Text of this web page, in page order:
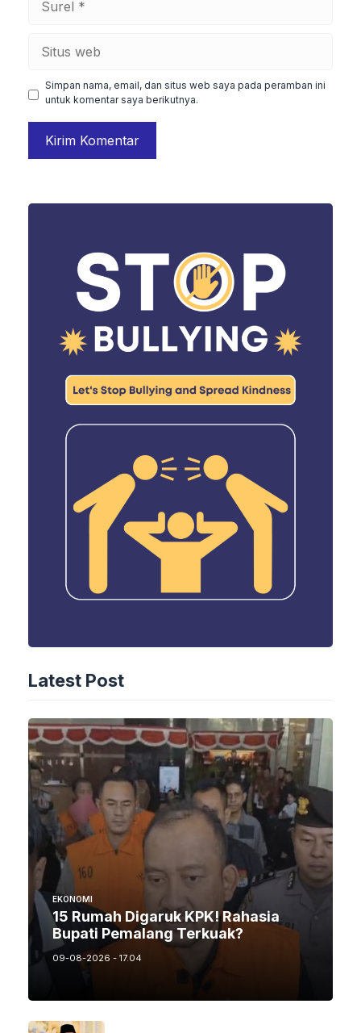
Simpan nama, email, dan situs web saya pada peramban ini
untuk komentar saya berikutnya.
Latest Post
EKONOMI
15 Rumah Digaruk KPK! Rahasia
Bupati Pemalang Terkuak?
09-08-2026 - 17.04